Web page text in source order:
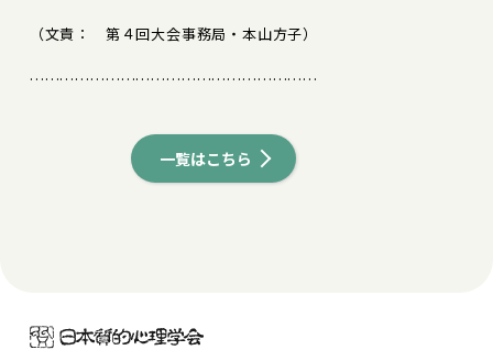
（文責： 第４回大会事務局・本山方子）
…………………………………………………
一覧はこちら